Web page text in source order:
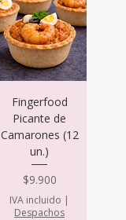
Fingerfood
Picante de
Camarones (12
un.)
Precio
$9.900
IVA incluido |
Despachos